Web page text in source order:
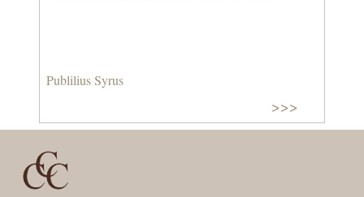
Publilius Syrus
>>>